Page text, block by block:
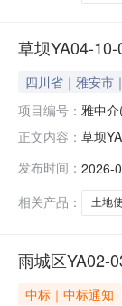
草坝YA04-
四川省｜雅安市
项目编号： 雅中
正文内容： 草坝
土地
发布时间： 2026-
相关产品：
土地
雨城区YA02-
中标｜中标通知